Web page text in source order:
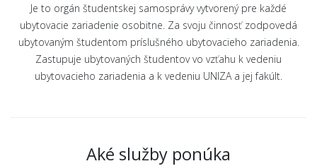
Je to orgán študentskej samosprávy vytvorený pre každé
ubytovacie zariadenie osobitne. Za svoju činnosť zodpovedá
ubytovaným študentom príslušného ubytovacieho zariadenia.
Zastupuje ubytovaných študentov vo vzťahu k vedeniu
ubytovacieho zariadenia a k vedeniu UNIZA a jej fakúlt.
Aké služby ponúka